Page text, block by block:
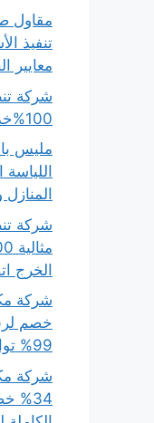
مقاول
تنفيذ
معايير
شركة
100%خدمة24ساعه و33% خصم فوري
الخرج
خصم
99% تواصل الان
شركة